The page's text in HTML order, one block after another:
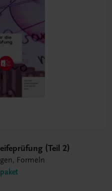
(Teil 2)
Formeln